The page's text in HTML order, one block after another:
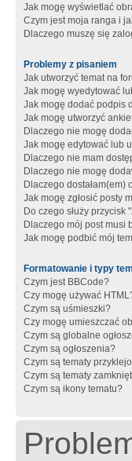
Jak mogę wyświetlać
Czym jest moja ranga i
Dlaczego muszę się
Problemy z pisaniem
Jak utworzyć temat na
Jak mogę wyedytować
Jak mogę dodać podpis
Jak mogę utworzyć
Dlaczego nie mogę
Jak mogę edytować lub
Dlaczego nie mam
Dlaczego nie mogę
Dlaczego dostałam(em)
Jak mogę zgłosić posty
Do czego służy
Dlaczego mój post musi
Jak mogę podbić mój
Formatowanie i typy
Czym jest BBCode?
Czy mogę używać
Czym są uśmieszki?
Czy mogę umieszczać
Czym są globalne
Czym są ogłoszenia?
Czym są tematy
Czym są tematy
Czym są ikony tematu?